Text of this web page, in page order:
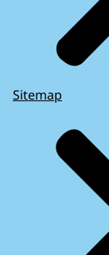
Sitemap